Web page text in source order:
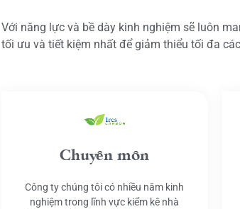
Với năng lực và bề dày kinh nghiệm sẽ luôn
tối ưu và tiết kiệm nhất để giảm thiểu tối đa
Chuyên môn
Công ty chúng tôi có nhiều năm kinh
nghiệm trong lĩnh vực kiểm kê nhà